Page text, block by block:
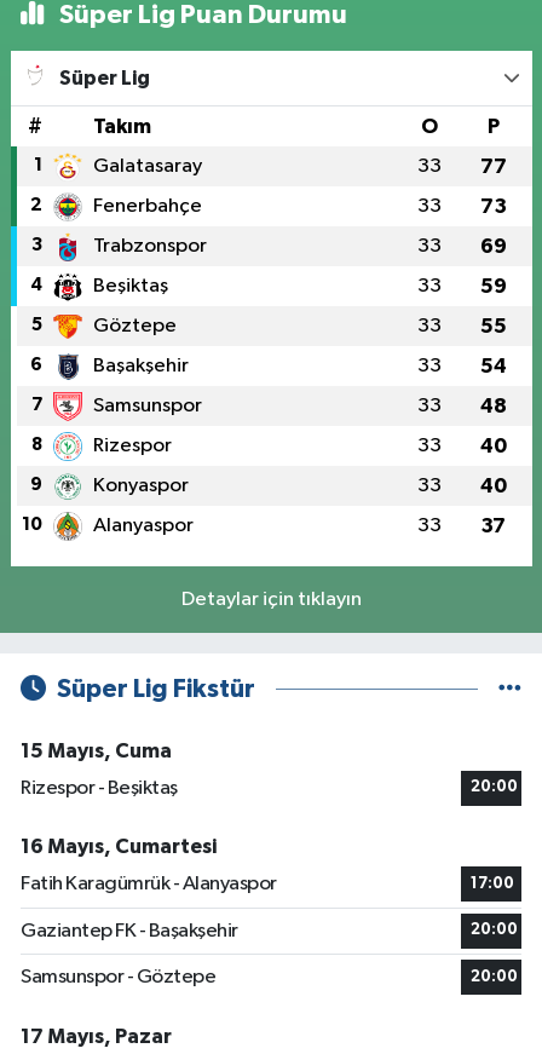
Süper Lig Puan Durumu
Süper Lig
# Takım O P
1 Galatasaray 33 77
2 Fenerbahçe 33 73
3 Trabzonspor 33 69
4 Beşiktaş 33 59
5 Göztepe 33 55
6 Başakşehir 33 54
7 Samsunspor 33 48
8 Rizespor 33 40
9 Konyaspor 33 40
10 Alanyaspor 33 37
Detaylar için tıklayın
Süper Lig Fikstür
15 Mayıs, Cuma
Rizespor - Beşiktaş
20:00
16 Mayıs, Cumartesi
Fatih Karagümrük - Alanyaspor
17:00
Gaziantep FK - Başakşehir 20:00
Samsunspor - Göztepe 20:00
17 Mayıs, Pazar